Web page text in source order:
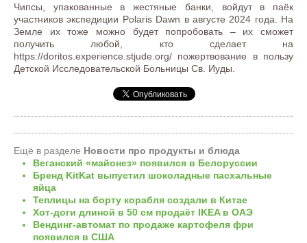
Чипсы, упакованные в жестяные банки, войдут в паёк
участников экспедиции Polaris Dawn в августе 2024 года. На
Земле их тоже можно будет попробовать – их сможет
получить любой, кто сделает на
https://doritos.experience.stjude.org/ пожертвование в пользу
Детской Исследовательской Больницы Св. Иуды.
Ещё в разделе Новости про продукты и блюда
Веганский «майонез» появился в Белоруссии
Бренд KitKat выпустил шоколадные пасхальные
яйца
Теплицы на борту корабля создали в Китае
Хот-доги длиной в 50 см продаёт IKEA в ОАЭ
Вендинг-автомат по продаже картофеля фри
появился в США